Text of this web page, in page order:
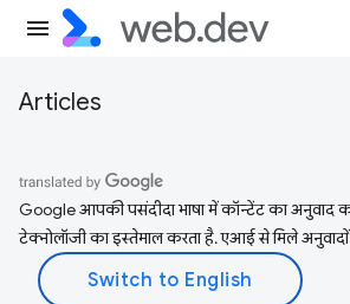
Articles
Google आपकी पसंदीदा भाषा में कॉन्टेंट का
टेक्नोलॉजी का इस्तेमाल करता है. एआई से मिले